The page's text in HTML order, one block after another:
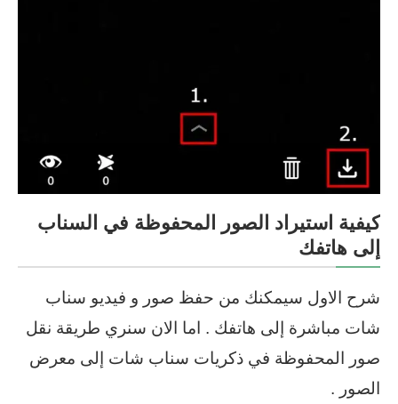
كيفية استيراد الصور المحفوظة في السناب
إلى هاتفك
شرح الاول سيمكنك من حفظ صور و فيديو سناب
شات مباشرة إلى هاتفك . اما الان سنري طريقة نقل
صور المحفوظة في ذكريات سناب شات إلى معرض
الصور .